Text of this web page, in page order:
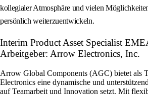
kollegialer Atmosphäre und vielen
persönlich weiterzuentwickeln.
Interim Product Asset Specialist
Arbeitgeber: Arrow Electronics, Inc.
Arrow Global Components (AGC) bietet als
Electronics eine dynamische und
auf Teamarbeit und Innovation setzt. Mit